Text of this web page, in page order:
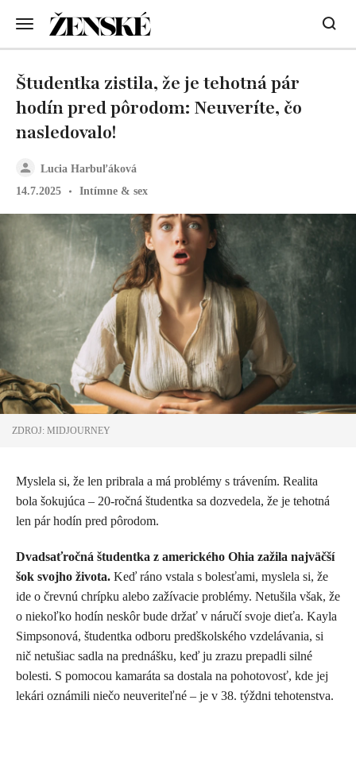
Lucia Harbuľáková
14.7.2025
Intímne & sex
Študentka zistila, že je tehotná pár
hodín pred pôrodom: Neuveríte, čo
nasledovalo!
ZDROJ: MIDJOURNEY
Myslela si, že len pribrala a má problémy s trávením. Realita
bola šokujúca – 20-ročná študentka sa dozvedela, že je tehotná
len pár hodín pred pôrodom.
Dvadsaťročná študentka z amerického Ohia zažila najväčší
šok svojho života. Keď ráno vstala s bolesťami, myslela si, že
ide o črevnú chrípku alebo zažívacie problémy. Netušila však, že
o niekoľko hodín neskôr bude držať v náručí svoje dieťa. Kayla
Simpsonová, študentka odboru predškolského vzdelávania, si
nič netušiac sadla na prednášku, keď ju zrazu prepadli silné
bolesti. S pomocou kamaráta sa dostala na pohotovosť, kde jej
lekári oznámili niečo neuveriteľné – je v 38. týždni tehotenstva.